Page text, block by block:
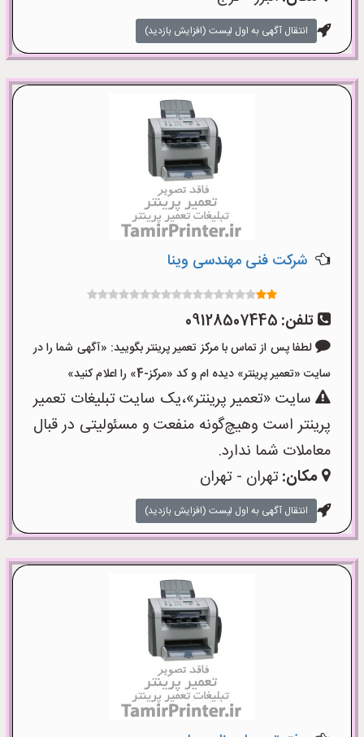
انتقال آگهی به اول لیست (افزایش بازدید)
شرکت فنی مهندسی وینا
تلفن: 09128507445
لطفا پس از تماس با مرکز تعمیر پرینتر بگویید: «آگهی شما را در
سایت «تعمیر پرینتر» دیده ام و کد «مرکز-4» را اعلام کنید»
سایت «تعمیر پرینتر»،یک سایت تبلیغات تعمیر
پرینتر است وهیچ‌گونه منفعت و مسئولیتی در قبال
معاملات شما ندارد.
مکان:تهران - تهران
انتقال آگهی به اول لیست (افزایش بازدید)